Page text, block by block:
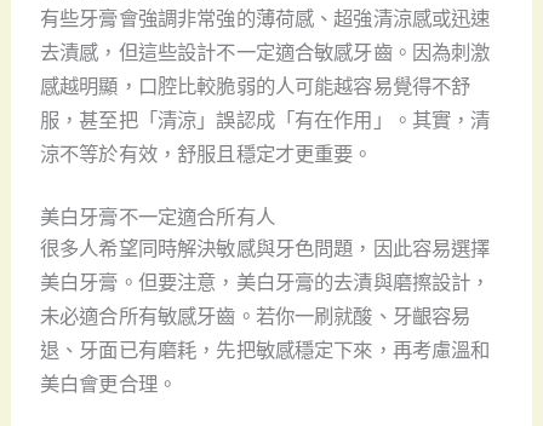
有些牙膏會強調非常強的薄荷感、超強清涼感或迅速
去漬感，但這些設計不一定適合敏感牙齒。因為刺激
感越明顯，口腔比較脆弱的人可能越容易覺得不舒
服，甚至把「清涼」誤認成「有在作用」。其實，清
涼不等於有效，舒服且穩定才更重要。
美白牙膏不一定適合所有人
很多人希望同時解決敏感與牙色問題，因此容易選擇
美白牙膏。但要注意，美白牙膏的去漬與磨擦設計，
未必適合所有敏感牙齒。若你一刷就酸、牙齦容易
退、牙面已有磨耗，先把敏感穩定下來，再考慮溫和
美白會更合理。